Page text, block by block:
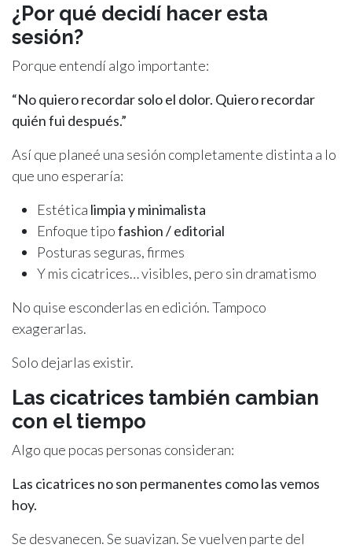
¿Por qué decidí hacer esta
sesión?
Porque entendí algo importante:
“No quiero recordar solo el dolor. Quiero recordar
quién fui después.”
Así que planeé una sesión completamente distinta a lo
que uno esperaría:
Estética limpia y minimalista
Enfoque tipofashion / editorial
Posturas seguras, firmes
Y mis cicatrices… visibles, pero sin dramatismo
No quise esconderlas en edición. Tampoco
exagerarlas.
Solo dejarlas existir.
Las cicatrices también cambian
con el tiempo
Algo que pocas personas consideran:
Las cicatrices no son permanentes como las vemos
hoy.
Se desvanecen. Se suavizan. Se vuelven parte del